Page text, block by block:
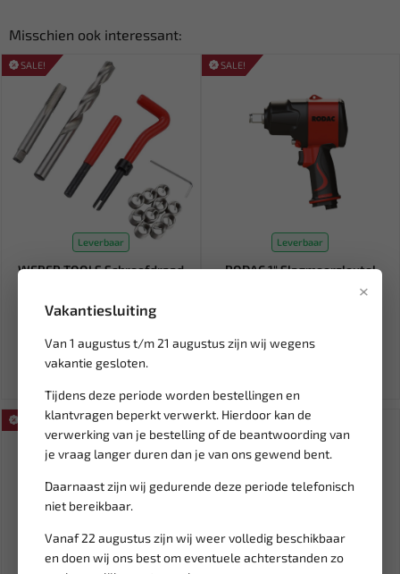
×
Vakantiesluiting
Van 1 augustus t/m 21 augustus zijn wij wegens
vakantie gesloten.
Tijdens deze periode worden bestellingen en
klantvragen beperkt verwerkt. Hierdoor kan de
verwerking van je bestelling of de beantwoording van
je vraag langer duren dan je van ons gewend bent.
Daarnaast zijn wij gedurende deze periode telefonisch
niet bereikbaar.
Vanaf 22 augustus zijn wij weer volledig beschikbaar
en doen wij ons best om eventuele achterstanden zo
Misschien ook interessant:
SALE!
Leverbaar
WEBER TOOLS Schroefdraad
Ex. btw: € 12,96
SALE!
Leverbaar
RODAC 1" Slagmoersleutel
1500 Nm Twin Hammer
Ex. btw: € 463,00
SALE!